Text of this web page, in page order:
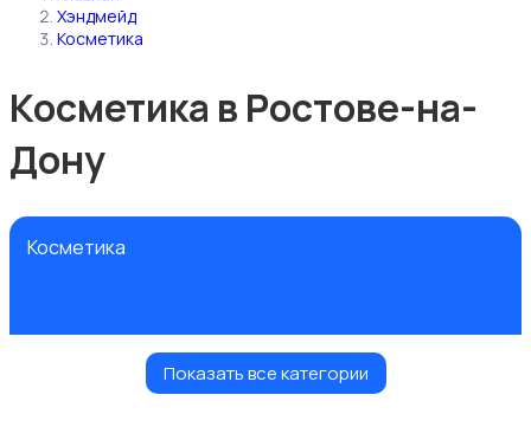
Хэндмейд
Косметика
Косметика в Ростове-на-
Дону
Косметика
Показать все категории